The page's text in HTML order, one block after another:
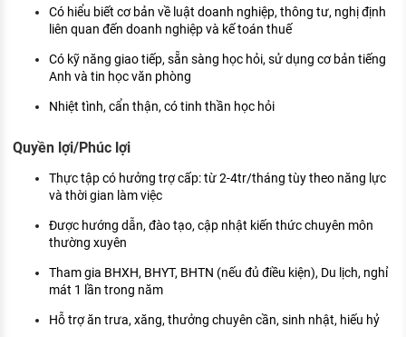
Có hiểu biết cơ bản về luật doanh nghiệp, thông tư, nghị định
liên quan đến doanh nghiệp và kế toán thuế
Có kỹ năng giao tiếp, sẵn sàng học hỏi, sử dụng cơ bản tiếng
Anh và tin học văn phòng
Nhiệt tình, cẩn thận, có tinh thần học hỏi
Quyền lợi/Phúc lợi
Thực tập có hưởng trợ cấp: từ 2-4tr/tháng tùy theo năng lực
và thời gian làm việc
Được hướng dẫn, đào tạo, cập nhật kiến thức chuyên môn
thường xuyên
Tham gia BHXH, BHYT, BHTN (nếu đủ điều kiện), Du lịch, nghỉ
mát 1 lần trong năm
Hỗ trợ ăn trưa, xăng, thưởng chuyên cần, sinh nhật, hiếu hỷ